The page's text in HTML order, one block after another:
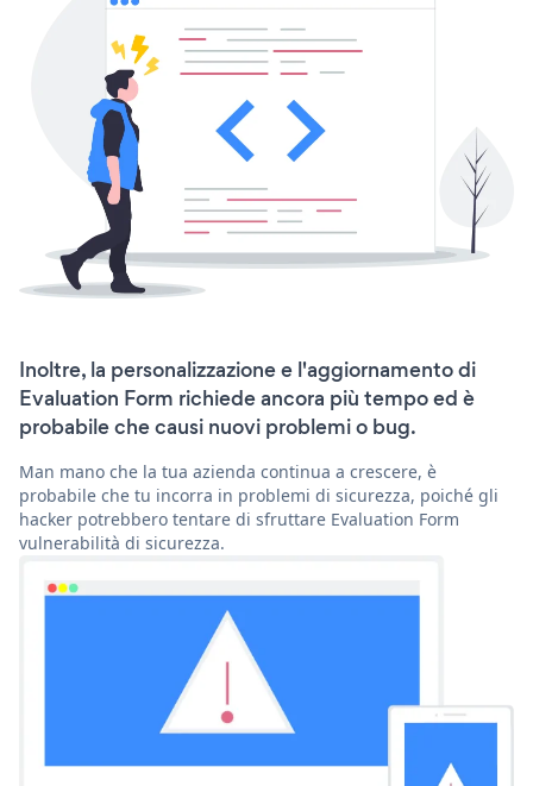
Inoltre, la personalizzazione e l'aggiornamento di
Evaluation Form richiede ancora più tempo ed è
probabile che causi nuovi problemi o bug.
Man mano che la tua azienda continua a crescere, è
probabile che tu incorra in problemi di sicurezza, poiché gli
hacker potrebbero tentare di sfruttare Evaluation Form
vulnerabilità di sicurezza.